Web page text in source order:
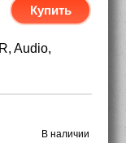
Купить
Audio,
В наличии